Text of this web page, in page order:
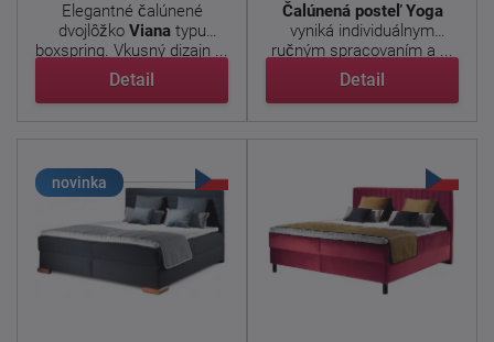
Elegantné čalúnené
dvojlôžko Vianatypu
boxspring. Vkusný dizajn ...
Detail
Čalúnená posteľ Yoga
vyniká individuálnym
ručným spracovaním a ...
Detail
novinka